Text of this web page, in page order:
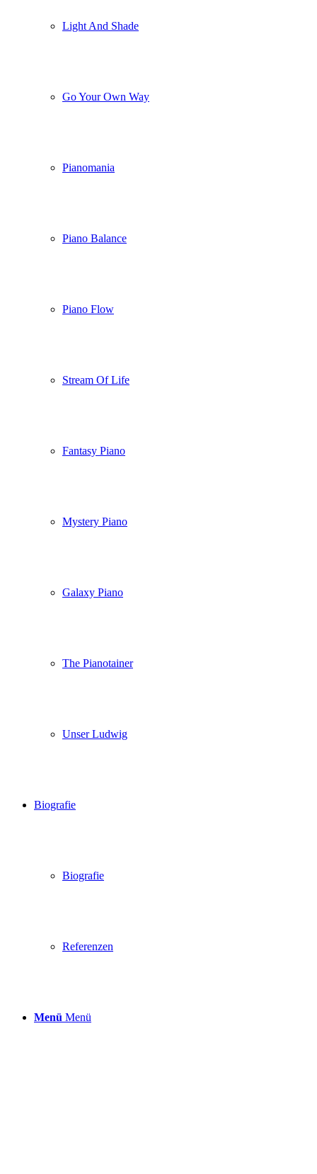
Light And Shade
Go Your Own Way
Pianomania
Piano Balance
Piano Flow
Stream Of Life
Fantasy Piano
Mystery Piano
Galaxy Piano
The Pianotainer
Unser Ludwig
Biografie
Biografie
Referenzen
Menü Menü